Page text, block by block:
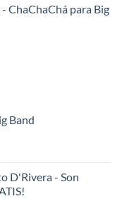
ChaChaChá para Big
Band
D'Rivera - Son